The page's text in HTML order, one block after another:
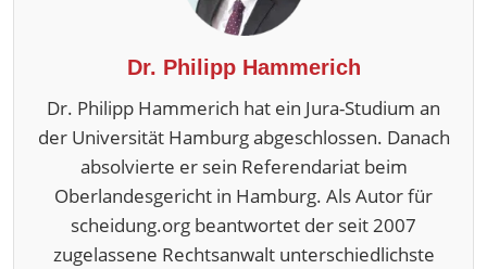
Dr. Philipp Hammerich
Dr. Philipp Hammerich hat ein Jura-Studium an
der Universität Hamburg abgeschlossen. Danach
absolvierte er sein Referendariat beim
Oberlandesgericht in Hamburg. Als Autor für
scheidung.org beantwortet der seit 2007
zugelassene Rechtsanwalt unterschiedlichste